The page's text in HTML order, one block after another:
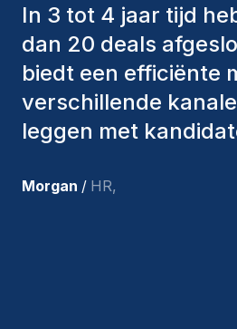
hebben altijd
factoren in
om ons de juiste
bieden. De mensen
aangenomen, zijn
tevreden met de